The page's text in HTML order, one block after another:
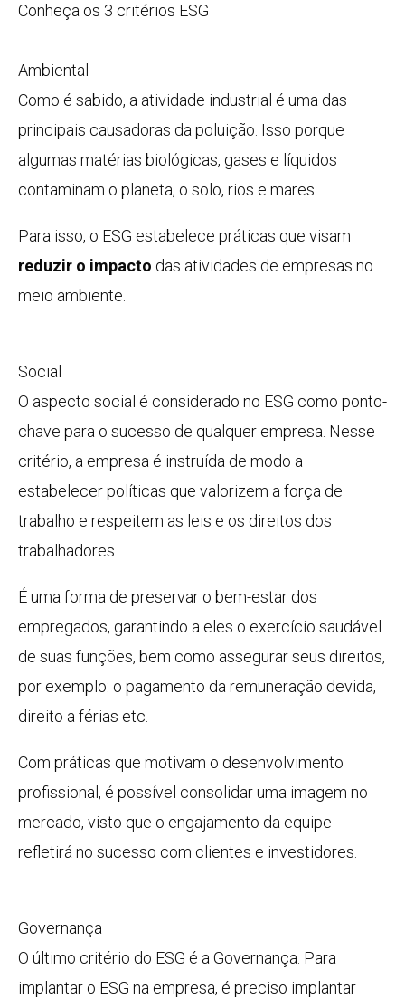
Conheça os 3 critérios ESG
Ambiental
Como é sabido, a atividade industrial é uma das
principais causadoras da poluição. Isso porque
algumas matérias biológicas, gases e líquidos
contaminam o planeta, o solo, rios e mares.
Para isso, o ESG estabelece práticas que visam
reduzir o impacto das atividades de empresas no
meio ambiente.
Social
O aspecto social é considerado no ESG como ponto-
chave para o sucesso de qualquer empresa. Nesse
critério, a empresa é instruída de modo a
estabelecer políticas que valorizem a força de
trabalho e respeitem as leis e os direitos dos
trabalhadores.
É uma forma de preservar o bem-estar dos
empregados, garantindo a eles o exercício saudável
de suas funções, bem como assegurar seus direitos,
por exemplo: o pagamento da remuneração devida,
direito a férias etc.
Com práticas que motivam o desenvolvimento
profissional, é possível consolidar uma imagem no
mercado, visto que o engajamento da equipe
refletirá no sucesso com clientes e investidores.
Governança
O último critério do ESG é a Governança. Para
implantar o ESG na empresa, é preciso implantar